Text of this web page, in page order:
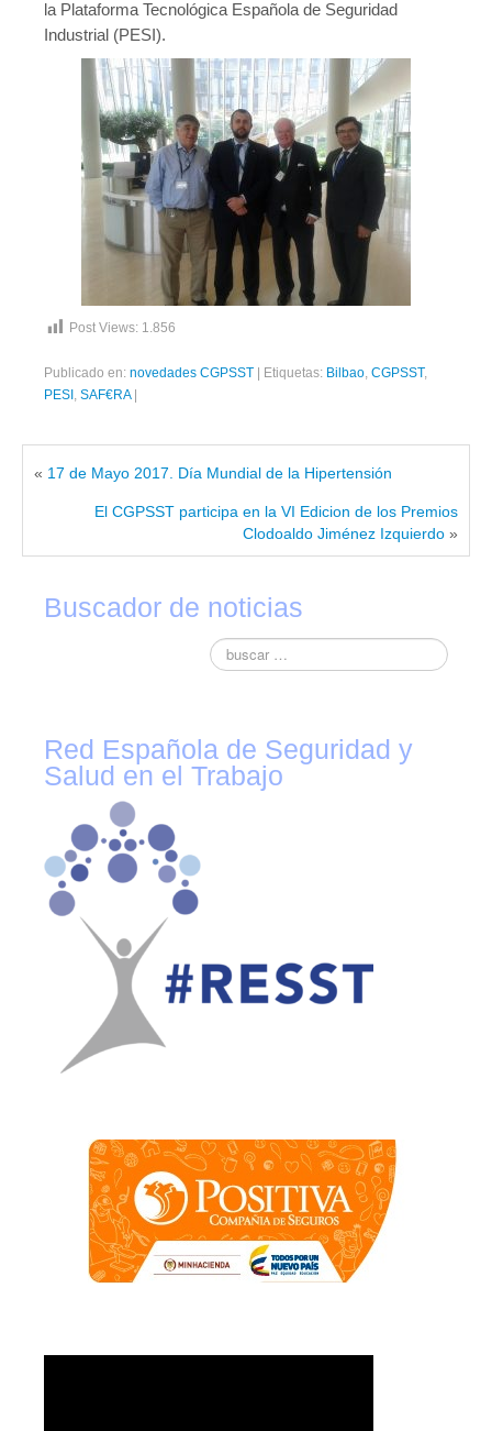
Novedades tecnicas
Vídeos youtube
Formación
Acciones Formativas CGPSST
Otras acciones formativas
Ofertas de trabajo
Mándanos tu CV
Asociaciones
Política de cookies
la Plataforma Tecnológica Española de Seguridad
Industrial (PESI).
Post Views: 1.856
Publicado en: novedades CGPSST | Etiquetas: Bilbao CGPSST,
PESI SAF€RA |
« 17 de Mayo 2017. Día Mundial de la Hipertensión
El CGPSST participa en la VI Edicion de los Premios
Clodoaldo Jiménez Izquierdo »
Buscador de noticias
Red Española de Seguridad y
Salud en el Trabajo